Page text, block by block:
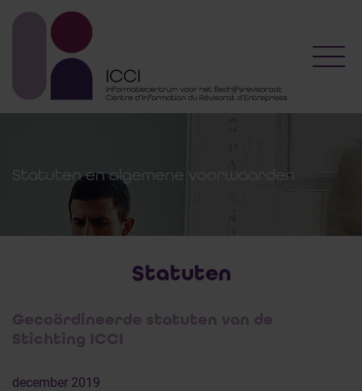
Statuten en algemene voorwaarden
Statuten
Gecoördineerde statuten van de
Stichting ICCI
december 2019